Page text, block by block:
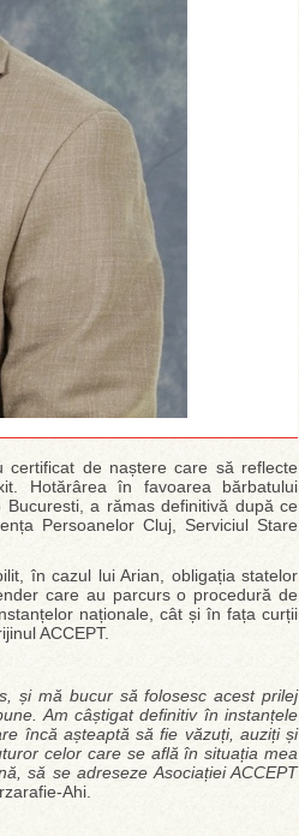
certificat de naștere care să reflecte
Hotărârea în favoarea bărbatului
a rămas definitivă după ce
Persoanelor Cluj, Serviciul Stare
în cazul lui Arian, obligația statelor
care au parcurs o procedură de
naționale, cât și în fața curții
ACCEPT.
și mă bucur să folosesc acest prilej
Am câștigat definitiv în instanțele
încă așteaptă să fie văzuți, auziți și
celor care se află în situația mea
să se adreseze Asociației ACCEPT
Ahi.